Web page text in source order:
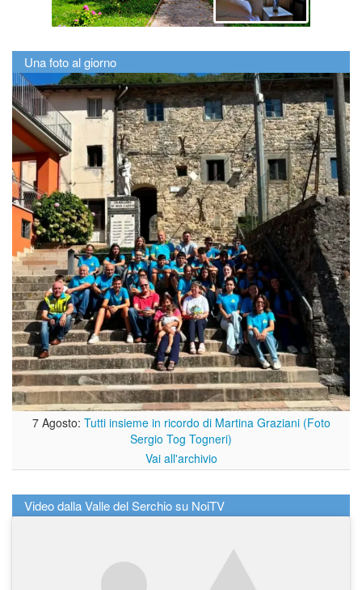
Una foto al giorno
7 Agosto: Tutti insieme in ricordo di Martina Graziani (Foto
Sergio Tog Togneri)
Vai all'archivio
Video dalla Valle del Serchio su NoiTV